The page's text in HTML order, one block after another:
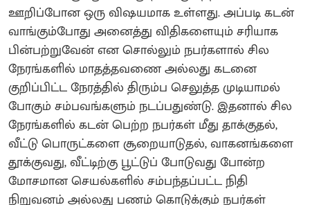
ஊறிப்போன ஒரு விஷயமாக உள்ளது. அப்படி கடன்
வாங்கும்போது அனைத்து விதிகளையும் சரியாக
பின்பற்றுவேன் என சொல்லும் நபர்களால் சில
நேரங்களில் மாதத்தவணை அல்லது கடனை
குறிப்பிட்ட நேரத்தில் திரும்ப செலுத்த முடியாமல்
போகும் சம்பவங்களும் நடப்பதுண்டு. இதனால் சில
நேரங்களில் கடன் பெற்ற நபர்கள் மீது தாக்குதல்,
வீட்டு பொருட்களை சூறையாடுதல், வாகனங்களை
தூக்குவது, வீட்டிற்கு பூட்டுப் போடுவது போன்ற
மோசமான செயல்களில் சம்பந்தப்பட்ட நிதி
நிறுவனம் அல்லது பணம் கொடுக்கும் நபர்கள்